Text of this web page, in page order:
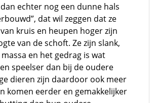
echter nog een dunne hals
dat wil zeggen dat ze
kruis en heupen hoger zijn
van de schoft. Ze zijn slank,
en het gedrag is wat
speelser dan bij de oudere
dieren zijn daardoor ook meer
komen eerder en gemakkelijker